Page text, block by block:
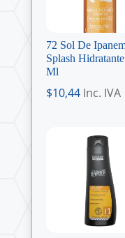
72 Sol De
Splash
Ml
$10,44 Inc. IVA